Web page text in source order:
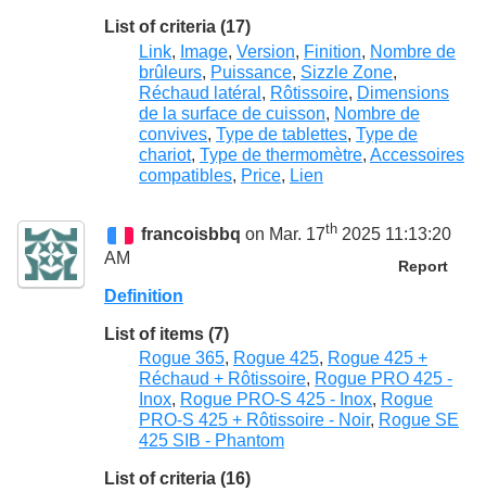
List of criteria (17)
Link, Image, Version, Finition, Nombre de
brûleurs, Puissance, Sizzle Zone,
Réchaud latéral , Rôtissoire, Dimensions
de la surface de cuisson, Nombre de
convives, Type de tablettes, Type de
chariot, Type de thermomètre, Accessoires
compatibles, Price, Lien
francoisbbq on Mar. 17th 2025 11:13:20
AM
Report
Definition
List of items (7)
Rogue 365, Rogue 425, Rogue 425 +
Réchaud + Rôtissoire, Rogue PRO 425 -
Inox, Rogue PRO-S 425 - Inox, Rogue
PRO-S 425 + Rôtissoire - Noir, Rogue SE
425 SIB - Phantom
List of criteria (16)